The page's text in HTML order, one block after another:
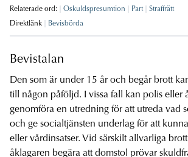
Relaterade ord: Oskuldspresumtion Part
Straffrätt
Direktlänk
Bevisbörda
Bevistalan
Den som är under 15 år och begår brott
till någon påföljd. I vissa fall kan polis eller
genomföra en utredning för att utreda vad
och ge socialtjänsten underlag för att
eller vårdinsatser. Vid särskilt allvarliga
åklagaren begära att domstol prövar